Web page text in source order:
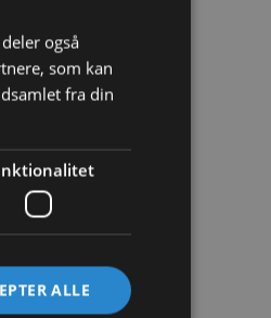
også
som kan
fra din
ALLE